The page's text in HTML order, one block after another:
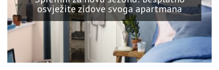
osvježite zidove svoga apartmana